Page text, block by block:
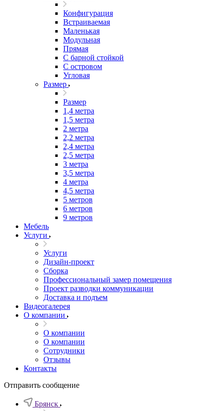
Конфигурация
Встраиваемая
Маленькая
Модульная
Прямая
С барной стойкой
С островом
Угловая
Размер
Размер
1,4 метра
1,5 метра
2 метра
2,2 метра
2,4 метра
2,5 метра
3 метра
3,5 метра
4 метра
4,5 метра
5 метров
6 метров
9 метров
Мебель
Услуги
Услуги
Дизайн-проект
Сборка
Профессиональный замер помещения
Проект разводки коммуникации
Доставка и подъем
Видеогалерея
О компании
О компании
О компании
Сотрудники
Отзывы
Контакты
Отправить сообщение
Брянск